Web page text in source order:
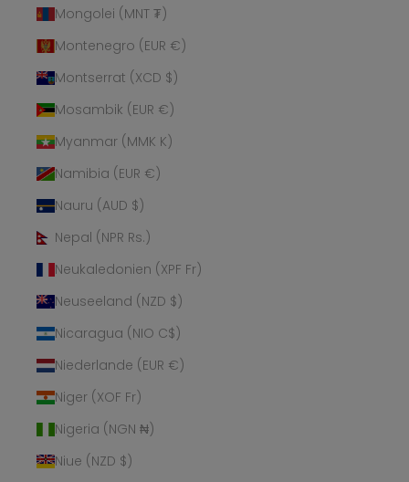
Mongolei (MNT ₮)
Montenegro (EUR €)
Montserrat (XCD $)
Mosambik (EUR €)
Myanmar (MMK K)
Namibia (EUR €)
Nauru (AUD $)
Nepal (NPR Rs.)
Neukaledonien (XPF Fr)
Neuseeland (NZD $)
Nicaragua (NIO C$)
Niederlande (EUR €)
Niger (XOF Fr)
Nigeria (NGN ₦)
Niue (NZD $)